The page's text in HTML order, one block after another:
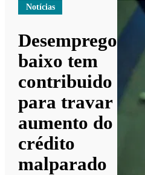
Notícias
Desemprego
baixo tem
contribuido
para travar
aumento do
crédito
malparado